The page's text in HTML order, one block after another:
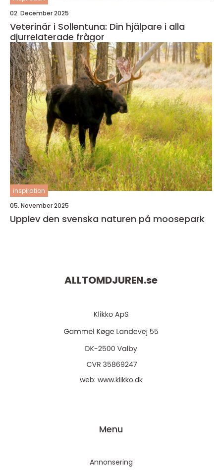
02. December 2025
Veterinär i Sollentuna: Din hjälpare i alla
djurrelaterade frågor
inspiration
05. November 2025
Upplev den svenska naturen på moosepark
ALLTOMDJUREN.se
web: www.klikko.dk
Menu
Annonsering